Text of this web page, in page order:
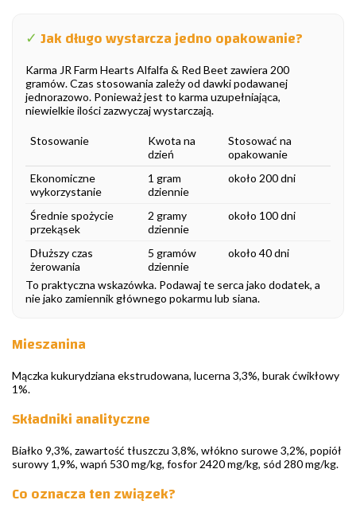
✓ Jak długo wystarcza jedno opakowanie?
Karma JR Farm Hearts Alfalfa & Red Beet zawiera 200
gramów. Czas stosowania zależy od dawki podawanej
jednorazowo. Ponieważ jest to karma uzupełniająca,
niewielkie ilości zazwyczaj wystarczają.
Stosowanie
Kwota na
dzień
Stosować na
opakowanie
Ekonomiczne
wykorzystanie
1 gram
dziennie
około 200 dni
Średnie spożycie
przekąsek
2 gramy
dziennie
około 100 dni
Dłuższy czas
żerowania
5 gramów
dziennie
około 40 dni
To praktyczna wskazówka. Podawaj te serca jako dodatek, a
nie jako zamiennik głównego pokarmu lub siana.
Mieszanina
Mączka kukurydziana ekstrudowana, lucerna 3,3%, burak ćwikłowy
1%.
Składniki analityczne
Białko 9,3%, zawartość tłuszczu 3,8%, włókno surowe 3,2%, popiół
surowy 1,9%, wapń 530 mg/kg, fosfor 2420 mg/kg, sód 280 mg/kg.
Co oznacza ten związek?